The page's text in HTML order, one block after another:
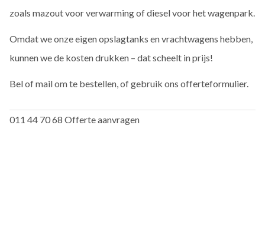
zoals mazout voor verwarming of diesel voor het wagenpark.
Omdat we onze eigen opslagtanks en vrachtwagens hebben,
kunnen we de kosten drukken – dat scheelt in prijs!
Bel of mail om te bestellen, of gebruik ons offerteformulier.
011 44 70 68 Offerte aanvragen